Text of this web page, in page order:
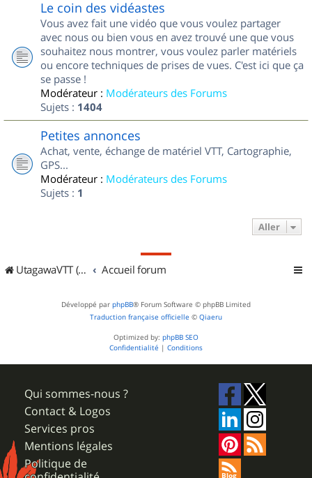
Le coin des vidéastes
Vous avez fait une vidéo que vous voulez partager
avec nous ou bien vous en avez trouvé une que vous
souhaitez nous montrer, vous voulez parler matériels
ou encore techniques de prises de vues. C'est ici que ça
se passe !
Modérateur : Modérateurs des Forums
Sujets : 1404
Petites annonces
Achat, vente, échange de matériel VTT, Cartographie,
GPS...
Modérateur : Modérateurs des Forums
Sujets : 1
Aller
UtagawaVTT (Randos VTT et VTTAE avec traces GPS) Accueil forum
Développé par phpBB® Forum Software © phpBB Limited
Traduction française officielle © Qiaeru
Optimized by: phpBB SEO
Confidentialité | Conditions
Qui sommes-nous ?
Contact & Logos
Services pros
Mentions légales
Politique de